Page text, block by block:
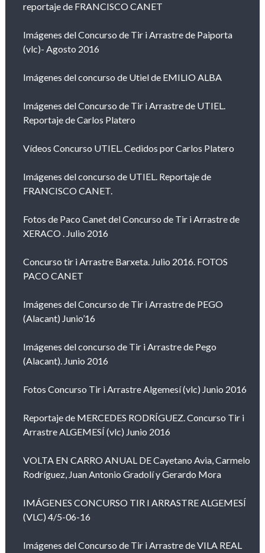
reportaje de FRANCISCO CANET
Imágenes del Concurso de Tir i Arrastre de Paiporta
(vlc)- Agosto 2016
Imágenes del concurso de Utiel de EMILIO ALBA
Imágenes del Concurso de Tir i Arrastre de UTIEL.
Reportaje de Carlos Platero
Vídeos Concurso UTIEL. Cedidos por Carlos Platero
Imágenes del concurso de UTIEL. Reportaje de
FRANCISCO CANET.
Fotos de Paco Canet del Concurso de Tir i Arrastre de
XERACO . Julio 2016
Concurso tir i Arrastre Barxeta. Julio 2016. FOTOS
PACO CANET
Imágenes del Concurso de Tir i Arrastre de PEGO
(Alacant) Junio’16
Imágenes del concurso de Tir i Arrastre de Pego
(Alacant). Junio 2016
Fotos Concurso Tir i Arrastre Algemesí (vlc) Junio 2016
Reportaje de MERCEDES RODRÍGUEZ. Concurso Tir i
Arrastre ALGEMESÍ (vlc) Junio 2016
VOLTA EN CARRO ANUAL DE Cayetano Avia, Carmelo
Rodríguez, Juan Antonio Gradolí y Gerardo Mora
IMÁGENES CONCURSO TIR I ARRASTRE ALGEMESÍ
(VLC) 4/5-06-16
Imágenes del Concurso de Tir i Arrastre de VILA REAL